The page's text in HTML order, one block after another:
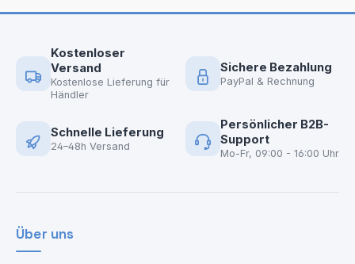
Kostenloser
Versand
Kostenlose Lieferung für
Händler
Sichere Bezahlung
PayPal & Rechnung
Schnelle Lieferung
24–48h Versand
Persönlicher B2B-
Support
Mo-Fr, 09:00 - 16:00 Uhr
Über uns